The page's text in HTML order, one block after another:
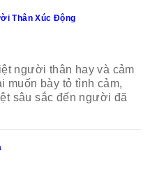
Thân Xúc Động
người thân hay và cảm
muốn bày tỏ tình cảm,
sâu sắc đến người đã